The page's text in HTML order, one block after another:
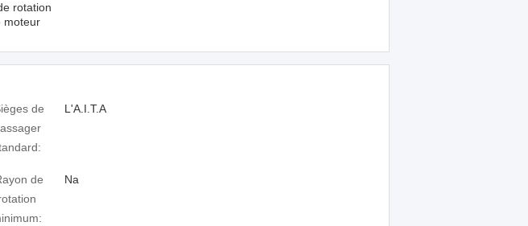
rotation
moteur
de
L'A.I.T.A
de
Na